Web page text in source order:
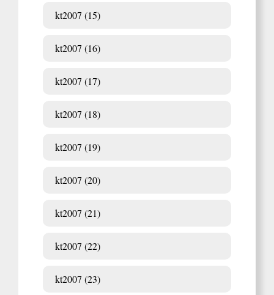
kt2007 (15)
kt2007 (16)
kt2007 (17)
kt2007 (18)
kt2007 (19)
kt2007 (20)
kt2007 (21)
kt2007 (22)
kt2007 (23)